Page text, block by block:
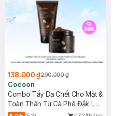
138.000 ₫290.000 ₫
Cocoon
Combo Tẩy Da Chết Cho Mặt &
Toàn Thân Từ Cà Phê Đắk Lắk
(150ml+200ml)